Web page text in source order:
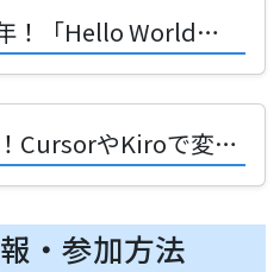
VRChat CS集会3周年！「Hello World」から始まる技術の冒険譚
AI搭載IDEの最前線！CursorやKiroで変わる次世代の開発体験
・参加方法